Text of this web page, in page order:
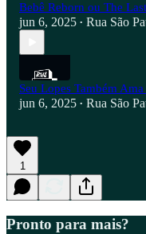
Bebê Reborn ou The
jun 6, 2025 • Rua São
Seu Lopes Também Ama
jun 6, 2025 • Rua São
1
Pronto para mais?